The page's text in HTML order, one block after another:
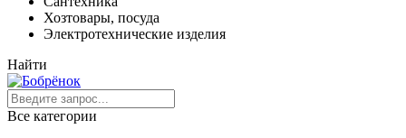
Хозтовары, посуда
Электротехнические изделия
Найти
Все категории